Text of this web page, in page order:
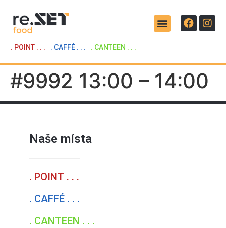
. POINT . . . . CAFFÉ . . . . CANTEEN . . .
#9992 13:00 – 14:00
Naše místa
. POINT . . .
. CAFFÉ . . .
. CANTEEN . . .